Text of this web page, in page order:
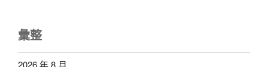
彙整
2026 年 8 月